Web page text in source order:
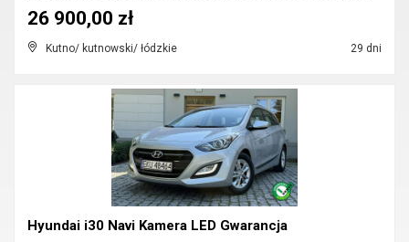
Kutno/ kutnowski/ łódzkie 29 dni
26 900,00 zł
Hyundai i30 Navi Kamera LED Gwarancja